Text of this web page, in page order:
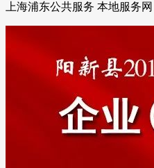
上海浦东公共服务 本地服务